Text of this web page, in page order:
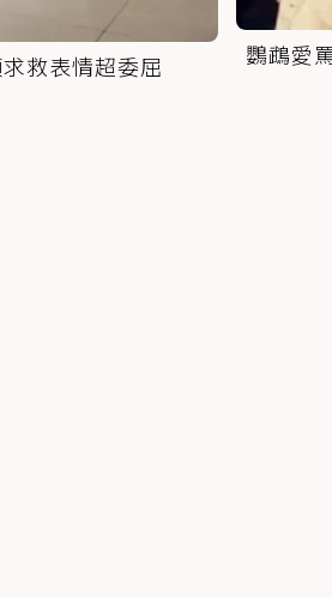
救表情超委屈 鸚鵡愛